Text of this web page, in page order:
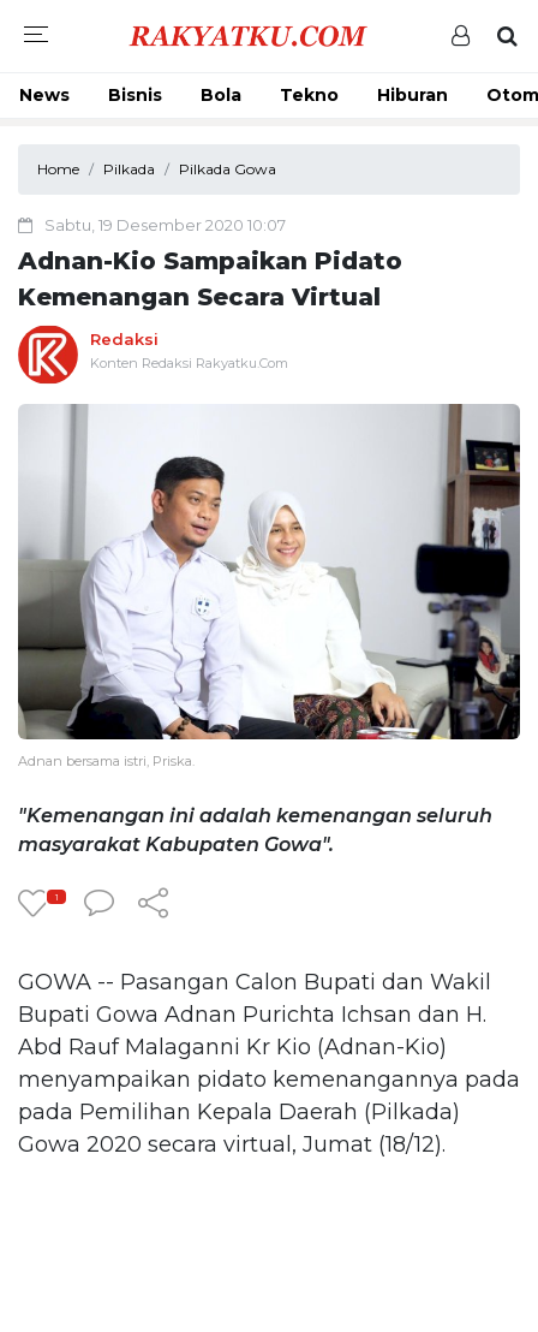
News Bisnis Bola Tekno Hiburan
Home Pilkada Pilkada Gowa
Sabtu, 19 Desember 2020 10:07
Adnan-Kio Sampaikan Pidato
Kemenangan Secara Virtual
Redaksi
Konten Redaksi Rakyatku.Com
Adnan bersama istri, Priska.
"Kemenangan ini adalah kemenangan seluruh
masyarakat Kabupaten Gowa".
1
GOWA -- Pasangan Calon Bupati dan Wakil
Bupati Gowa Adnan Purichta Ichsan dan H.
Abd Rauf Malaganni Kr Kio (Adnan-Kio)
menyampaikan pidato kemenangannya pada
pada Pemilihan Kepala Daerah (Pilkada)
Gowa 2020 secara virtual, Jumat (18/12).